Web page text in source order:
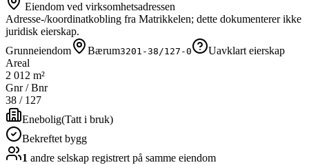
Eiendom ved virksomhetsadressen
Adresse-/koordinatkobling fra Matrikkelen; dette dokumenterer ikke
juridisk eierskap.
Grunneiendom
Bærum3201-38/127-0
Uavklart eierskap
Areal
2 012 m²
Gnr / Bnr
38 / 127
Enebolig(Tatt i bruk)
Bekreftet bygg
1 andre selskap registrert på samme eiendom